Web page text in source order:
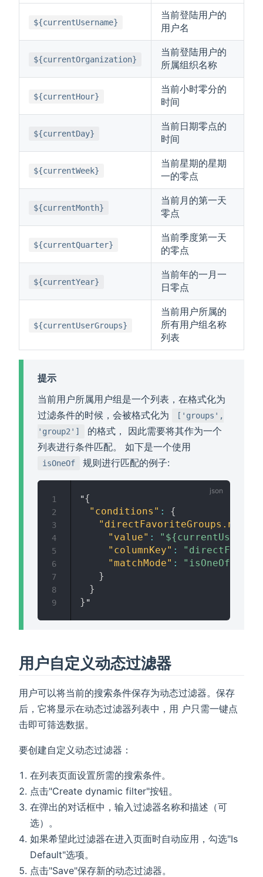
${currentUsername}
当前登陆用户的
用户名
${currentOrganization}
当前登陆用户的
所属组织名称
${currentHour}
当前小时零分的
时间
${currentDay}
当前日期零点的
时间
${currentWeek}
当前星期的星期
一的零点
${currentMonth}
当前月的第一天
零点
${currentQuarter}
当前季度第一天
的零点
${currentYear}
当前年的一月一
日零点
${currentUserGroups}
当前用户所属的
所有用户组名称
列表
提示
当前用户所属用户组是一个列表，在格式化为
过滤条件的时候，会被格式化为
['groups',
'group2']
的格式， 因此需要将其作为一个
列表进行条件匹配。 如下是一个使用
isOneOf 规则进行匹配的例子:
"{
"conditions" :
{
"directFavoriteGroups.name"
"value" :
"columnKey" :
"matchMode" :
"isOneOf"
}
}
}
1
2
3
4
5
6
7
8
9
用户自定义动态过滤器
用户可以将当前的搜索条件保存为动态过滤器。保存
后，它将显示在动态过滤器列表中，用 户只需一键点
击即可筛选数据。
要创建自定义动态过滤器：
在列表页面设置所需的搜索条件。
点击"Create dynamic filter"按钮。
在弹出的对话框中，输入过滤器名称和描述（可
选）。
如果希望此过滤器在进入页面时自动应用，勾选"Is
Default"选项。
点击"Save"保存新的动态过滤器。